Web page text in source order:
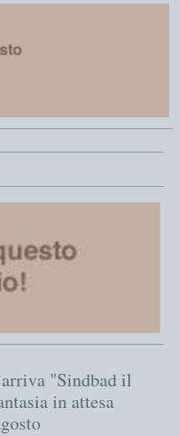
"Sindbad il
in attesa